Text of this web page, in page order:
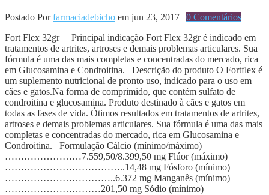
Postado Porfarmaciadebicho em jun 23, 2017 | 0 Comentários
Fort Flex 32gr Principal indicação Fort Flex 32gr é indicado em
tratamentos de artrites, artroses e demais problemas articulares. Sua
fórmula é uma das mais completas e concentradas do mercado, rica
em Glucosamina e Condroitina. Descrição do produto O Fortflex é
um suplemento nutricional de pronto uso, indicado para o uso em
cães e gatos.Na forma de comprimido, que contém sulfato de
condroitina e glucosamina. Produto destinado à cães e gatos em
todas as fases de vida. Ótimos resultados em tratamentos de artrites,
artroses e demais problemas articulares. Sua fórmula é uma das mais
completas e concentradas do mercado, rica em Glucosamina e
Condroitina. Formulação Cálcio (mínimo/máximo)
……………………7.559,50/8.399,50 mg Flúor (máximo)
………………………………..14,48 mg Fósforo (mínimo)
……………………………..6.372 mg Manganês (mínimo)
…………………………201,50 mg Sódio (mínimo)